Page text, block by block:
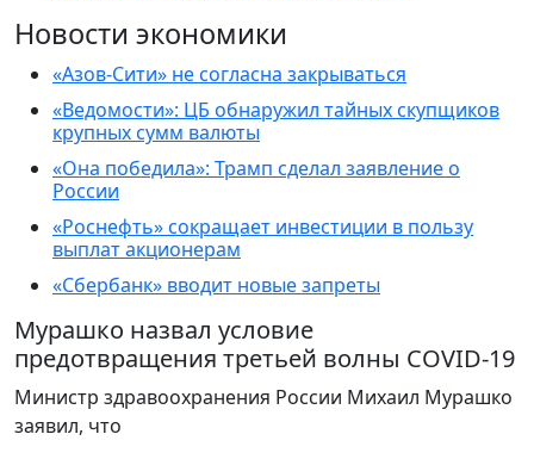
Новости экономики
«Азов-Сити» не согласна закрываться
«Ведомости»: ЦБ обнаружил тайных скупщиков
крупных сумм валюты
«Она победила»: Трамп сделал заявление о
России
«Роснефть» сокращает инвестиции в пользу
выплат акционерам
«Сбербанк» вводит новые запреты
Мурашко назвал условие
предотвращения третьей волны COVID-19
Министр здравоохранения России Михаил Мурашко
заявил, что